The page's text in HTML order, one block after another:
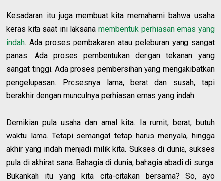
Kesadaran itu juga membuat kita memahami bahwa usaha
keras kita saat ini laksanamembentuk perhiasan emas yang
indah. Ada proses pembakaran atau peleburan yang sangat
panas. Ada proses pembentukan dengan tekanan yang
sangat tinggi. Ada proses pembersihan yang mengakibatkan
pengelupasan. Prosesnya lama, berat dan susah, tapi
berakhir dengan munculnya perhiasan emas yang indah.
Demikian pula usaha dan amal kita. Ia rumit, berat, butuh
waktu lama. Tetapi semangat tetap harus menyala, hingga
akhir yang indah menjadi milik kita. Sukses di dunia, sukses
pula di akhirat sana. Bahagia di dunia, bahagia abadi di surga.
Bukankah itu yang kita cita-citakan bersama? So, ayo